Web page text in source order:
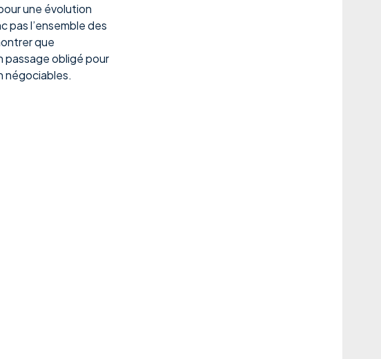
une évolution
pas l’ensemble des
que
passage obligé pour
négociables.